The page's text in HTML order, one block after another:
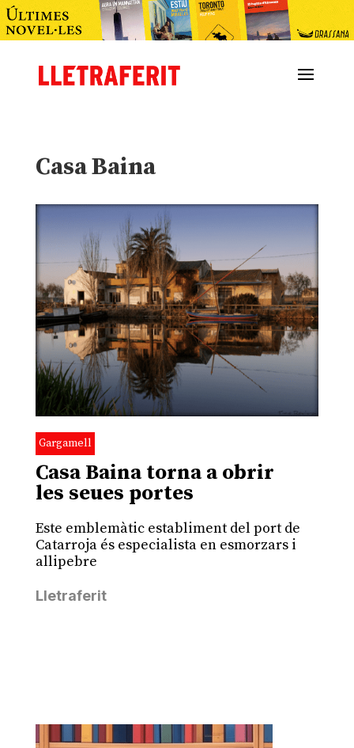
Casa Baina
Gargamell
Casa Baina torna a obrir
les seues portes
Este emblemàtic establiment del port de
Catarroja és especialista en esmorzars i
allipebre
Lletraferit